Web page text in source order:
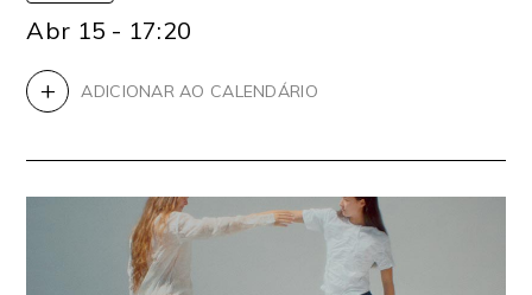
Abr 15 - 17:20
+ ADICIONAR AO CALENDÁRIO